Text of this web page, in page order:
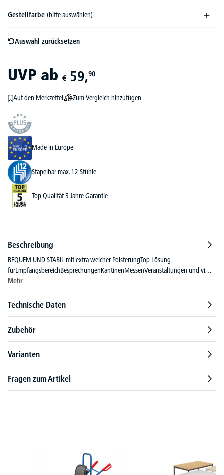
Gestellfarbe (bitte auswählen)
Auswahl zurücksetzen
UVP ab € 59,90
Auf den Merkzettel Zum Vergleich hinzufügen
Made in Europe
Stapelbar max. 12 Stühle
Top Qualität 5 Jahre Garantie
Beschreibung
BEQUEM UND STABIL mit extra weicher PolsterungTop Lösung
fürEmpfangsbereichBesprechungenKantinenMessenVeranstaltungen und vi…
Mehr
Technische Daten
Zubehör
Varianten
Fragen zum Artikel